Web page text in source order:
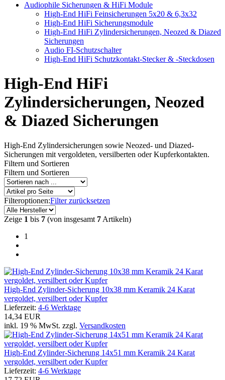
Audiophile Sicherungen & HiFi Module
High-End HiFi Feinsicherungen 5x20 & 6,3x32
High-End HiFi Sicherungsmodule
High-End HiFi Zylindersicherungen, Neozed & Diazed
Sicherungen
Audio FI-Schutzschalter
High-End HiFi Schutzkontakt-Stecker & -Steckdosen
High-End HiFi
Zylindersicherungen, Neozed
& Diazed Sicherungen
High-End Zylindersicherungen sowie Neozed- und Diazed-
Sicherungen mit vergoldeten, versilberten oder Kupferkontakten.
Filtern und Sortieren
Filtern und Sortieren
Filteroptionen:Filter zurücksetzen
Zeige 1 bis 7 (von insgesamt 7 Artikeln)
1
High-End Zylinder-Sicherung 10x38 mm Keramik 24 Karat
vergoldet, versilbert oder Kupfer
Lieferzeit: 4-6 Werktage
14,34 EUR
inkl. 19 % MwSt. zzgl. Versandkosten
High-End Zylinder-Sicherung 14x51 mm Keramik 24 Karat
vergoldet, versilbert oder Kupfer
Lieferzeit: 4-6 Werktage